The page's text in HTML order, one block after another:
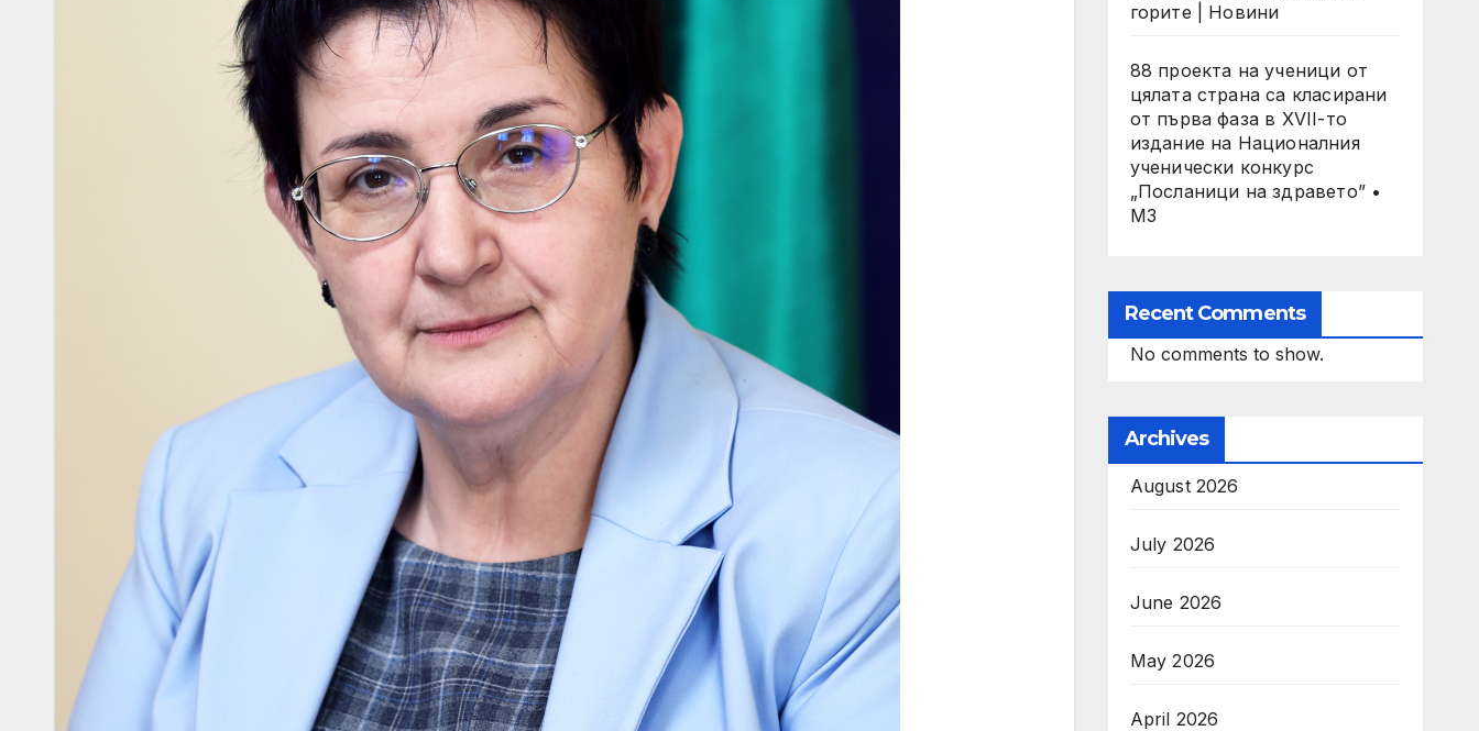
горите | Новини
88 проекта на ученици от
цялата страна са класирани
от първа фаза в XVII-то
издание на Националния
ученически конкурс
„Посланици на здравето” •
МЗ
Recent Comments
No comments to show.
Archives
August 2026
July 2026
June 2026
May 2026
April 2026